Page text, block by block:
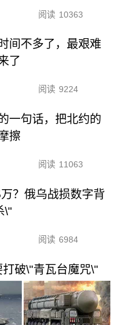
阅读 10363
间不多了，最艰难
了
阅读 9224
一句话，把北约的
擦
阅读 11063
？俄乌战损数字背
\"
阅读 6984
破\"青瓦台魔咒\"